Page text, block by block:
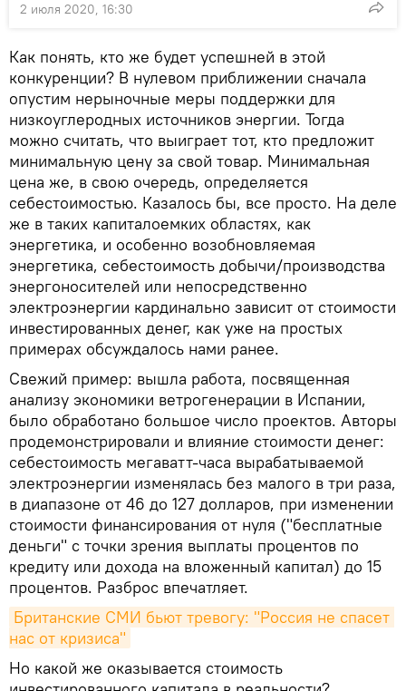
2 июля 2020, 16:30
Как понять, кто же будет успешней в этой
конкуренции? В нулевом приближении сначала
опустим нерыночные меры поддержки для
низкоуглеродных источников энергии. Тогда
можно считать, что выиграет тот, кто предложит
минимальную цену за свой товар. Минимальная
цена же, в свою очередь, определяется
себестоимостью. Казалось бы, все просто. На деле
же в таких капиталоемких областях, как
энергетика, и особенно возобновляемая
энергетика, себестоимость добычи/производства
энергоносителей или непосредственно
электроэнергии кардинально зависит от стоимости
инвестированных денег, как уже на простых
примерах обсуждалось нами ранее.
Свежий пример: вышла работа, посвященная
анализу экономики ветрогенерации в Испании,
было обработано большое число проектов. Авторы
продемонстрировали и влияние стоимости денег:
себестоимость мегаватт-часа вырабатываемой
электроэнергии изменялась без малого в три раза,
в диапазоне от 46 до 127 долларов, при изменении
стоимости финансирования от нуля ("бесплатные
деньги" с точки зрения выплаты процентов по
кредиту или дохода на вложенный капитал) до 15
процентов. Разброс впечатляет.
Британские СМИ бьют тревогу: "Россия не спасет
нас от кризиса"
Но какой же оказывается стоимость